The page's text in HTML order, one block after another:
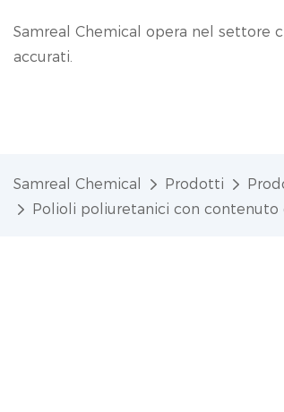
Samreal Chemical opera nel settore
accurati.
Samreal Chemical Prodotti
Polioli poliuretanici con